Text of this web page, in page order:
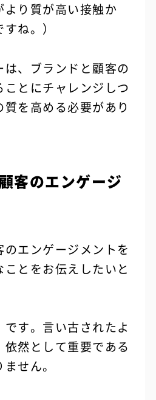
より質が高い接触か
ね。）
、ブランドと顧客の
とにチャレンジしつ
を高める必要があり
客のエンゲージ
エンゲージメントを
とをお伝えしたいと
す。言い古されたよ
依然として重要である
せん。